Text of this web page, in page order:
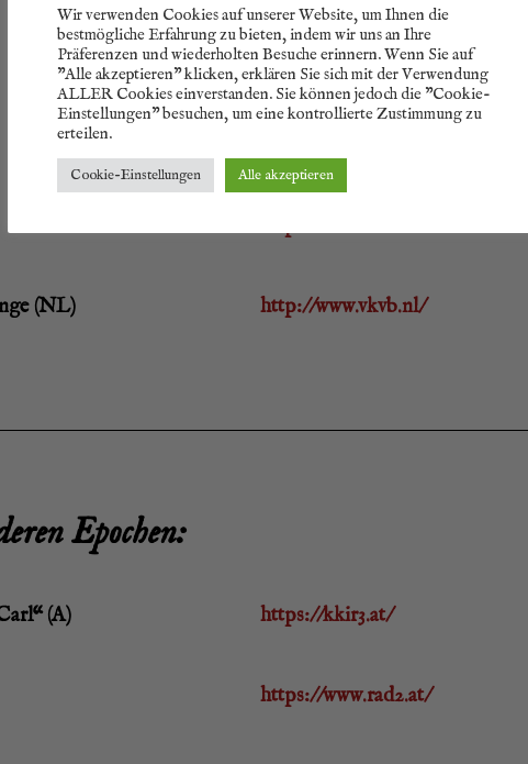
https://www.sbatkins.nl/
https://
https://www.allemansend.com/
(NL) http://www.vkvb.nl/
Epochen:
(A) https://kkir3.at/
https://www.rad2.at/
Wir verwenden Cookies auf unserer Website, um Ihnen die
bestmögliche Erfahrung zu bieten, indem wir uns an Ihre
Präferenzen und wiederholten Besuche erinnern. Wenn Sie auf
"Alle akzeptieren" klicken, erklären Sie sich mit der Verwendung
ALLER Cookies einverstanden. Sie können jedoch die "Cookie-
Einstellungen" besuchen, um eine kontrollierte Zustimmung zu
erteilen.
Cookie-Einstellungen Alle akzeptieren